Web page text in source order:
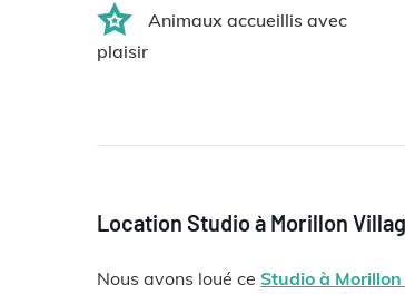
Animaux accueillis avec
plaisir
Location Studio à Morillon
Nous avons loué ce Studio à